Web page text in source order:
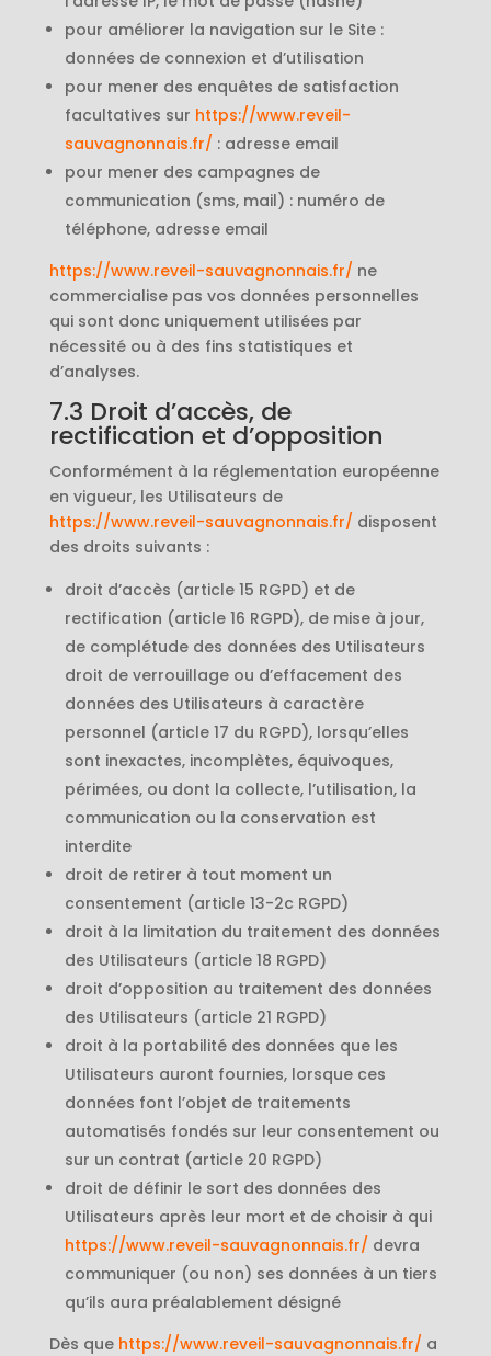
pour améliorer la navigation sur le Site :
données de connexion et d’utilisation
pour mener des enquêtes de satisfaction
facultatives sur https://www.reveil-
sauvagnonnais.fr/ : adresse email
pour mener des campagnes de
communication (sms, mail) : numéro de
téléphone, adresse email
https://www.reveil-sauvagnonnais.fr/ ne
commercialise pas vos données personnelles
qui sont donc uniquement utilisées par
nécessité ou à des fins statistiques et
d’analyses.
7.3 Droit d’accès, de
rectification et d’opposition
Conformément à la réglementation européenne
en vigueur, les Utilisateurs de
https://www.reveil-sauvagnonnais.fr/ disposent
des droits suivants :
droit d’accès (article 15 RGPD) et de
rectification (article 16 RGPD), de mise à jour,
de complétude des données des Utilisateurs
droit de verrouillage ou d’effacement des
données des Utilisateurs à caractère
personnel (article 17 du RGPD), lorsqu’elles
sont inexactes, incomplètes, équivoques,
périmées, ou dont la collecte, l’utilisation, la
communication ou la conservation est
interdite
droit de retirer à tout moment un
consentement (article 13-2c RGPD)
droit à la limitation du traitement des données
des Utilisateurs (article 18 RGPD)
droit d’opposition au traitement des données
des Utilisateurs (article 21 RGPD)
droit à la portabilité des données que les
Utilisateurs auront fournies, lorsque ces
données font l’objet de traitements
automatisés fondés sur leur consentement ou
sur un contrat (article 20 RGPD)
droit de définir le sort des données des
Utilisateurs après leur mort et de choisir à qui
https://www.reveil-sauvagnonnais.fr/ devra
communiquer (ou non) ses données à un tiers
qu’ils aura préalablement désigné
Dès que https://www.reveil-sauvagnonnais.fr/ a